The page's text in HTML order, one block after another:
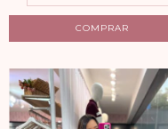
COMPRAR